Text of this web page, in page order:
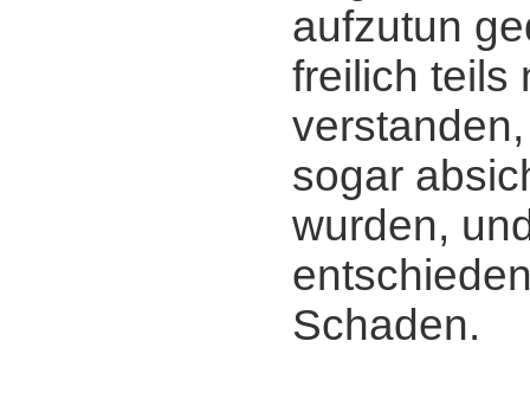
aufzutun
freilich teils
sogar
wurden,
Schaden.